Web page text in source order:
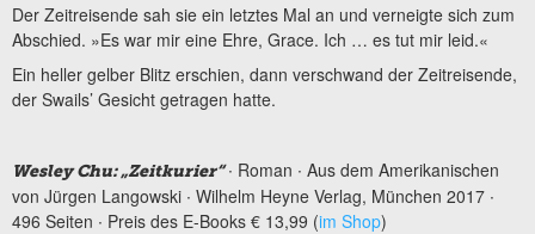
Der Zeitreisende sah sie ein letztes Mal an und verneigte sich zum
Abschied. »Es war mir eine Ehre, Grace. Ich … es tut mir leid.«
Ein heller gelber Blitz erschien, dann verschwand der Zeitreisende,
der Swails’ Gesicht getragen hatte.
Wesley Chu: „Zeitkurier“∙ Roman ∙ Aus dem Amerikanischen
von Jürgen Langowski ∙ Wilhelm Heyne Verlag, München 2017 ∙
496 Seiten ∙ Preis des E-Books € 13,99 (im Shop)